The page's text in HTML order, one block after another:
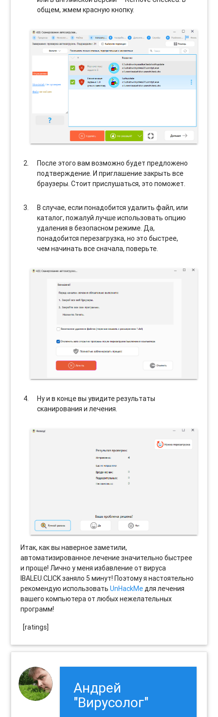
общем, жмем красную кнопку.
После этого вам возможно будет предложено
подтверждение. И приглашение закрыть все
браузеры. Стоит прислушаться, это поможет.
В случае, если понадобится удалить файл, или
каталог, пожалуй лучше использовать опцию
удаления в безопасном режиме. Да,
понадобится перезагрузка, но это быстрее,
чем начинать все сначала, поверьте.
Ну и в конце вы увидите результаты
сканирования и лечения.
Итак, как вы наверное заметили,
автоматизированное лечение значительно быстрее
и проще! Лично у меня избавление от вируса
IBALEU.CLICK заняло 5 минут! Поэтому я настоятельно
рекомендую использоватьUnHackMeдля лечения
вашего компьютера от любых нежелательных
программ!
[ratings]
Андрей
"Вирусолог"